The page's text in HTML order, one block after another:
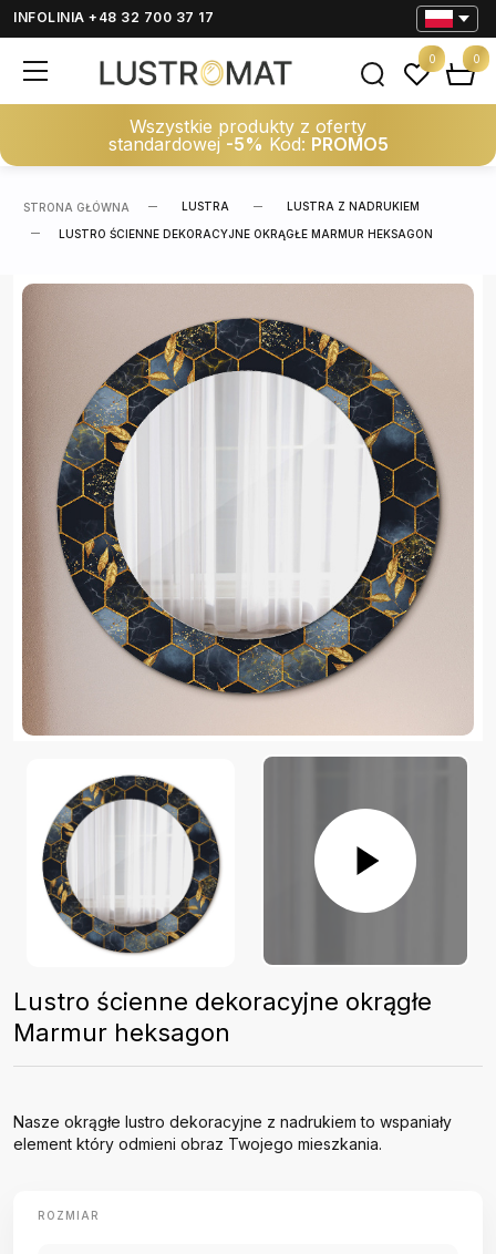
INFOLINIA +48 32 700 37 17
Wszystkie produkty z oferty
standardowej -5% Kod: PROMO5
0 0
STRONA GŁÓWNA LUSTRA LUSTRA Z NADRUKIEM
LUSTRO ŚCIENNE DEKORACYJNE OKRĄGŁE MARMUR HEKSAGON
Lustro ścienne dekoracyjne okrągłe
Marmur heksagon
Nasze okrągłe lustro dekoracyjne z nadrukiem to wspaniały
element który odmieni obraz Twojego mieszkania.
ROZMIAR